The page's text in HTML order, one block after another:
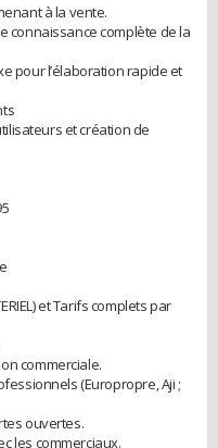
à la vente.
connaissance complète de la
pour l’élaboration rapide et
et création de
et Tarifs complets par
commerciale.
(Europropre, Aji ;
ouvertes.
les commerciaux.